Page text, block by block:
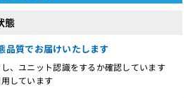
態
品質でお届けいたします
、ユニット認識をするか確認しています
しています